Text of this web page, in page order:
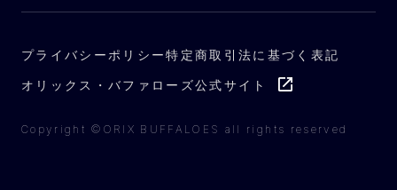
プライバシーポリシー特定商取引法に基づく表記
オリックス・バファローズ公式サイト
Copyright ©ORIX BUFFALOES all rights reserved